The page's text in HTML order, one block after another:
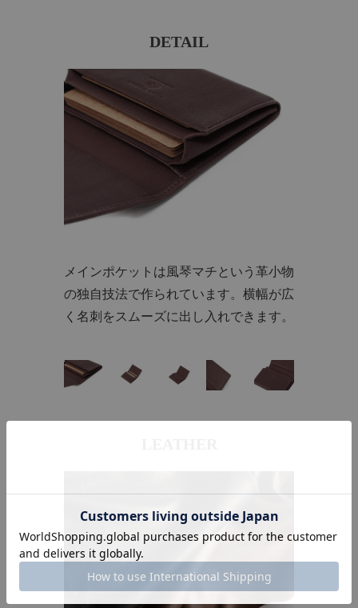
DETAIL
メインポケットは風琴マチという革小物
の独自技法で作られています。横幅が広
く名刺をスムーズに出し入れできます。